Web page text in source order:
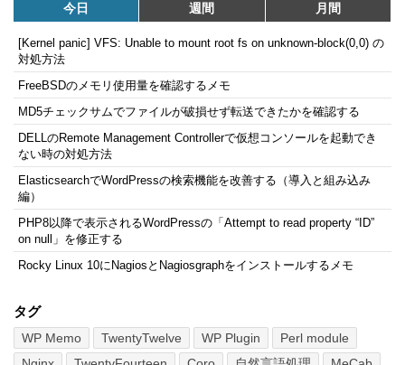
今日 週間 月間
[Kernel panic] VFS: Unable to mount root fs on unknown-block(0,0) の
対処方法
FreeBSDのメモリ使用量を確認するメモ
MD5チェックサムでファイルが破損せず転送できたかを確認する
DELLのRemote Management Controllerで仮想コンソールを起動でき
ない時の対処方法
ElasticsearchでWordPressの検索機能を改善する（導入と組み込み
編）
PHP8以降で表示されるWordPressの「Attempt to read property “ID”
on null」を修正する
Rocky Linux 10にNagiosとNagiosgraphをインストールするメモ
タグ
WP Memo TwentyTwelve WP Plugin
Perl module